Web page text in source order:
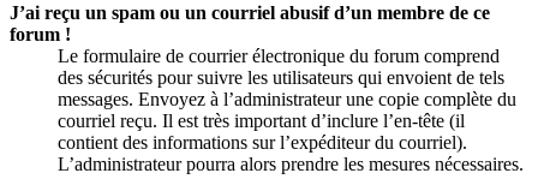
J’ai reçu un spam ou un courriel abusif d’un membre de ce
forum !
Le formulaire de courrier électronique du forum comprend
des sécurités pour suivre les utilisateurs qui envoient de tels
messages. Envoyez à l’administrateur une copie complète du
courriel reçu. Il est très important d’inclure l’en-tête (il
contient des informations sur l’expéditeur du courriel).
L’administrateur pourra alors prendre les mesures nécessaires.